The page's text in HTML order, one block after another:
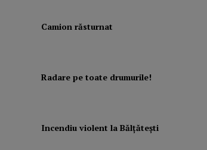
Camion răsturnat
Radare pe toate drumurile!
Incendiu violent la Bălţăteşti